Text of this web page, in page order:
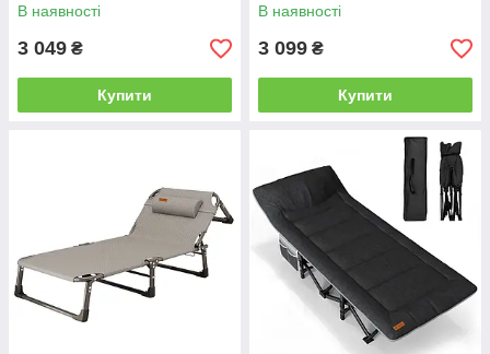
В наявності
3 049 ₴
Купити
В наявності
3 099 ₴
Купити